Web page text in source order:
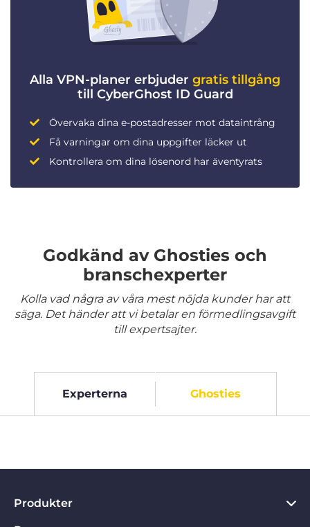
Alla VPN-planer erbjuder gratis tillgång
till CyberGhost ID Guard
Övervaka dina e-postadresser mot dataintrång
Få varningar om dina uppgifter läcker ut
Kontrollera om dina lösenord har äventyrats
Godkänd av Ghosties och
branschexperter
Kolla vad några av våra mest nöjda kunder har att
säga. Det händer att vi betalar en förmedlingsavgift
till expertsajter.
Experterna Ghosties
Produkter